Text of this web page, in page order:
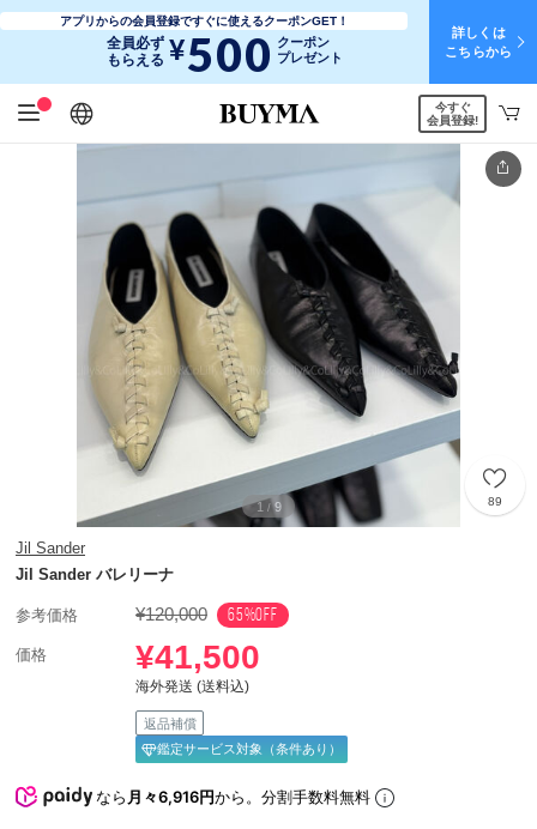
アプリからの会員登録ですぐに使えるクーポンGET！
全員必ず
もらえる ¥500 クーポン
プレゼント
詳しくは
こちらから
日本語
English
简体中文
繁體中文
今すぐ
会員登録!
1 / 9 89
Jil Sander
Jil Sander バレリーナ
参考価格 ¥120,000 65%OFF
価格 ¥41,500
海外発送 (送料込)
返品補償
鑑定サービス対象（条件あり）
なら月々6,916円から。分割手数料無料